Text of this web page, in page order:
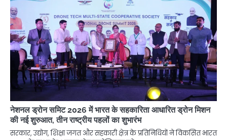
नेशनल ड्रोन समिट 2026 में भारत के सहकारिता आधारित ड्रोन मिशन
की नई शुरुआत, तीन राष्ट्रीय पहलों का शुभारंभ
सरकार, उद्योग, शिक्षा जगत और सहकारी क्षेत्र के प्रतिनिधियों ने विकसित भारत